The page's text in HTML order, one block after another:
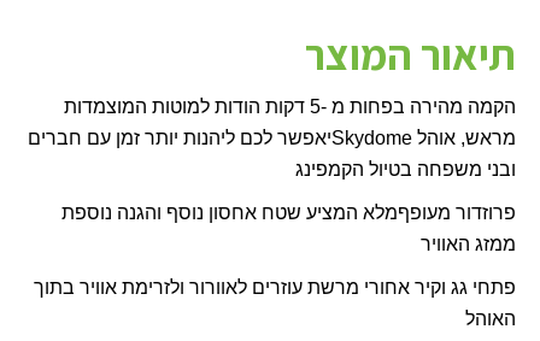
תיאור המוצר
הקמה מהירה בפחות מ -5 דקות הודות למוטות המוצמדות
מראש, אוהל Skydomeיאפשר לכם ליהנות יותר זמן עם חברים
ובני משפחה בטיול הקמפינג
פרוזדור מעופףמלא המציע שטח אחסון נוסף והגנה נוספת
ממזג האוויר
פתחי גג וקיר אחורי מרשת עוזרים לאוורור ולזרימת אוויר בתוך
האוהל